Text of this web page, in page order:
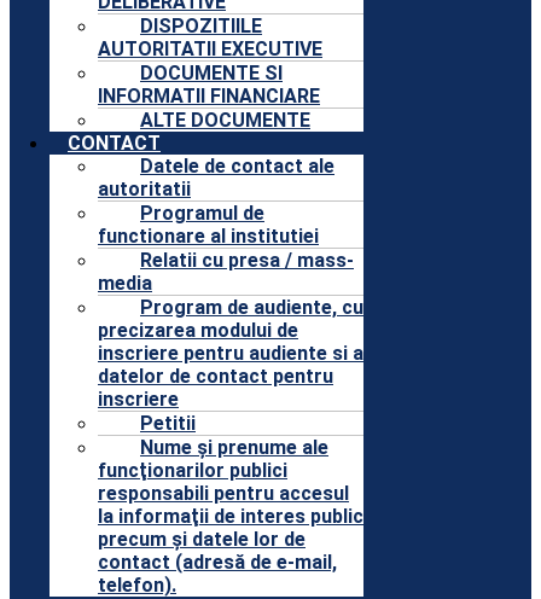
DISPOZITIILE
AUTORITATII EXECUTIVE
DOCUMENTE SI
INFORMATII FINANCIARE
ALTE DOCUMENTE
CONTACT
Datele de contact ale
autoritatii
Programul de
functionare al institutiei
Relatii cu presa / mass-
media
Program de audiente, cu
precizarea modului de
inscriere pentru audiente si a
datelor de contact pentru
inscriere
Petitii
Nume şi prenume ale
funcţionarilor publici
responsabili pentru accesul
la informaţii de interes public
precum şi datele lor de
contact (adresă de e-mail,
telefon).